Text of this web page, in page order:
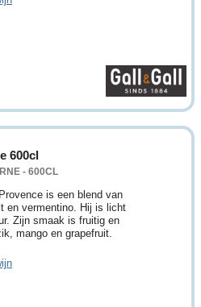
600cl
- 600CL
is een blend van
en vermentino. Hij is licht
Zijn smaak is fruitig en
mango en grapefruit.